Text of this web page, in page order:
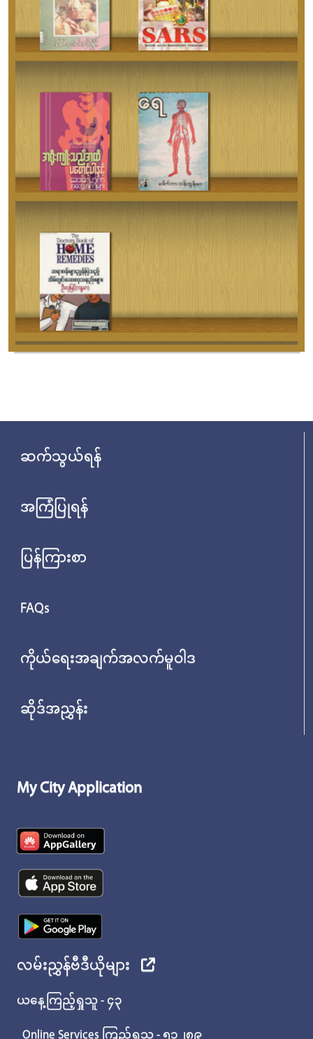
ဆက်သွယ်ရန်
အကြံပြုရန်
ပြန်ကြားစာ
FAQs
ကိုယ်ရေးအချက်အလက်မူဝါဒ
ဆိုဒ်အညွှန်း
My City Application
လမ်းညွှန်ဗီဒီယိုများ
ယနေ့ကြည့်ရှုသူ - ၄၃
Online Services ကြည့်ရှုသူ - ၅၁၂၈၉